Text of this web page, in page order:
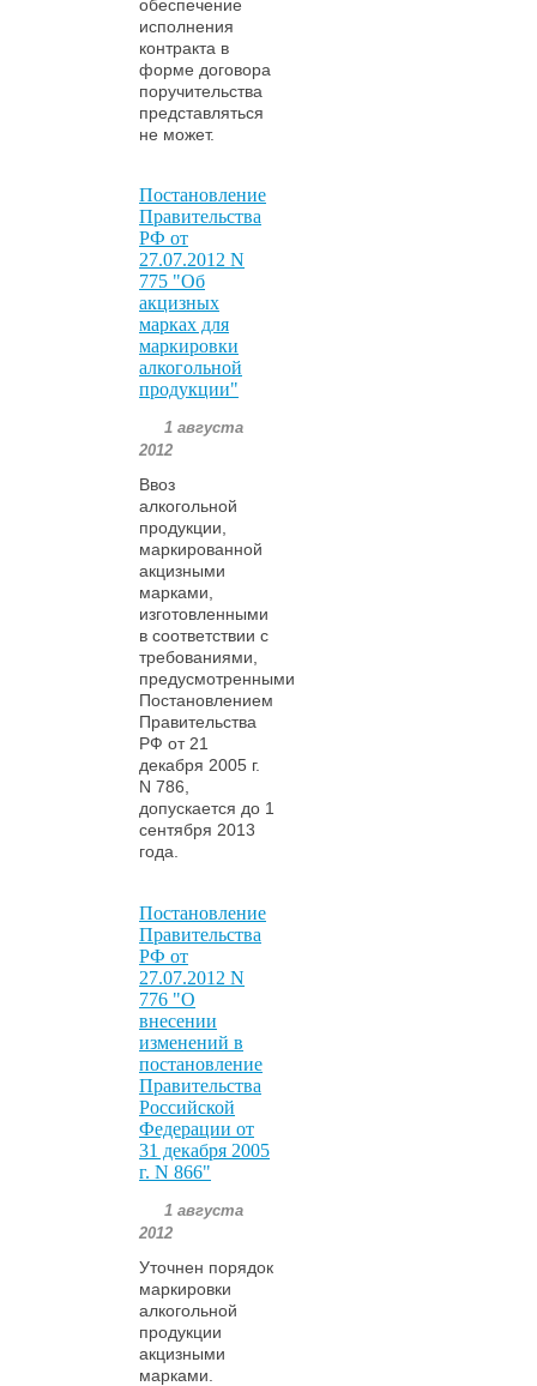
обеспечение
исполнения
контракта в
форме договора
поручительства
представляться
не может.
Постановление
Правительства
РФ от
27.07.2012 N
775 "Об
акцизных
марках для
маркировки
алкогольной
продукции"
1 августа
2012
Ввоз
алкогольной
продукции,
маркированной
акцизными
марками,
изготовленными
в соответствии с
требованиями,
предусмотренными
Постановлением
Правительства
РФ от 21
декабря 2005 г.
N 786,
допускается до 1
сентября 2013
года.
Постановление
Правительства
РФ от
27.07.2012 N
776 "О
внесении
изменений в
постановление
Правительства
Российской
Федерации от
31 декабря 2005
г. N 866"
1 августа
2012
Уточнен порядок
маркировки
алкогольной
продукции
акцизными
марками.